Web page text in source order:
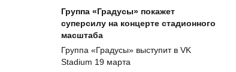
Группа «Градусы» покажет
суперсилу на концерте стадионного
масштаба
Группа «Градусы» выступит в VK
Stadium 19 марта